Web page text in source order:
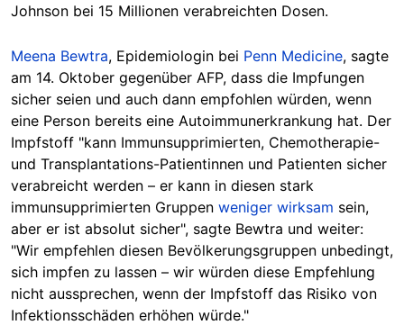
Johnson bei 15 Millionen verabreichten Dosen.
Meena Bewtra, Epidemiologin bei Penn Medicine, sagte
am 14. Oktober gegenüber AFP, dass die Impfungen
sicher seien und auch dann empfohlen würden, wenn
eine Person bereits eine Autoimmunerkrankung hat. Der
Impfstoff "kann Immunsupprimierten, Chemotherapie-
und Transplantations-Patientinnen und Patienten sicher
verabreicht werden – er kann in diesen stark
immunsupprimierten Gruppen weniger wirksam sein,
aber er ist absolut sicher", sagte Bewtra und weiter:
"Wir empfehlen diesen Bevölkerungsgruppen unbedingt,
sich impfen zu lassen – wir würden diese Empfehlung
nicht aussprechen, wenn der Impfstoff das Risiko von
Infektionsschäden erhöhen würde."